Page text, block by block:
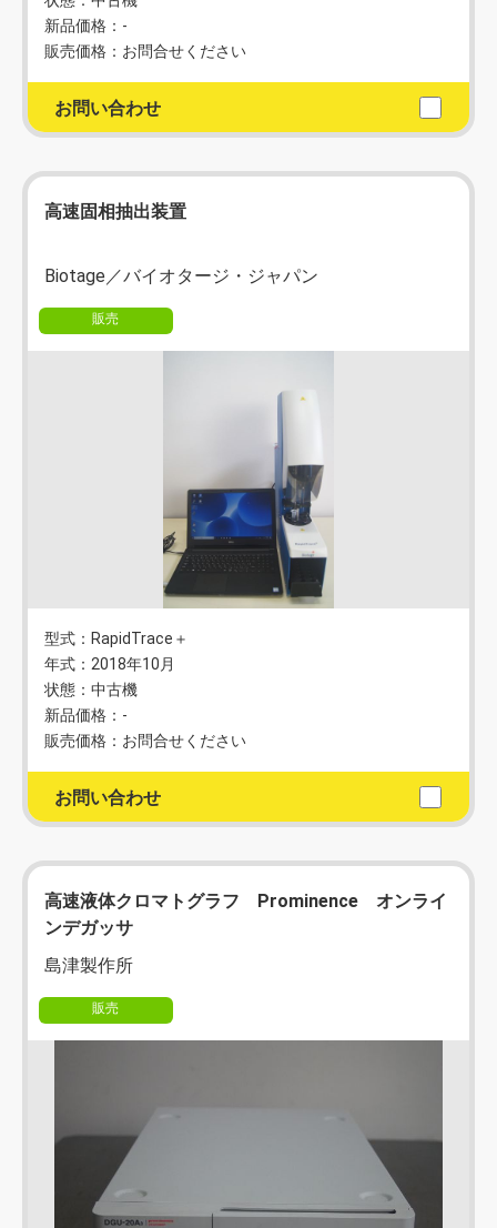
新品価格：-
販売価格：お問合せください
お問い合わせ
高速固相抽出装置
Biotage／バイオタージ・ジャパン
販売
型式：RapidTrace＋
年式：2018年10月
状態：中古機
新品価格：-
販売価格：お問合せください
お問い合わせ
高速液体クロマトグラフ Prominence オンライ
ンデガッサ
島津製作所
販売